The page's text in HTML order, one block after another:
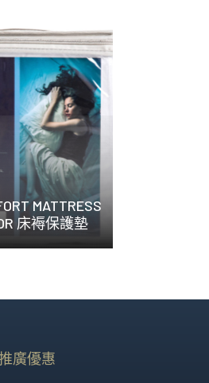
MATTRESS
床褥保護墊
廣優惠